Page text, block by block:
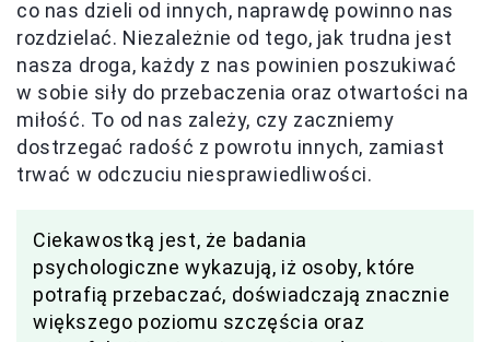
co nas dzieli od innych, naprawdę powinno nas
rozdzielać. Niezależnie od tego, jak trudna jest
nasza droga, każdy z nas powinien poszukiwać
w sobie siły do przebaczenia oraz otwartości na
miłość. To od nas zależy, czy zaczniemy
dostrzegać radość z powrotu innych, zamiast
trwać w odczuciu niesprawiedliwości.
Ciekawostką jest, że badania
psychologiczne wykazują, iż osoby, które
potrafią przebaczać, doświadczają znacznie
większego poziomu szczęścia oraz